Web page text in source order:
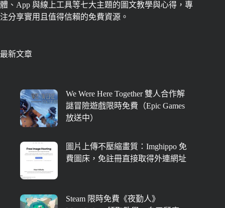
體、App 與線上工具等七大主題的圖文教學與心得，專
注分享實用且值得信賴的免費資源。
最新文章
We Were Here Together 雙人合作解
謎冒險遊戲限時免費（Epic Games
放送中）
圖片上傳不壓縮畫質：Imghippo 免
費圖床，免註冊直接取得外連網址
Steam 限時免費《夜勤人》